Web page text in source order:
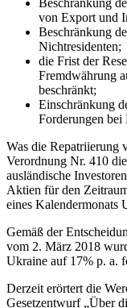
von Export und
Beschränkung
Nichtresidenten;
die Frist der
Fremdwährung
beschränkt;
Einschränkung
Forderungen bei
Was die Repatriierung
Verordnung Nr. 410
ausländische
Aktien für den
eines Kalendermonats
Gemäß der
vom 2. März 2018
Ukraine auf 17% p. a.
Derzeit erörtert die
Gesetzentwurf „Über